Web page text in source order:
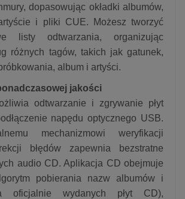
dopasowując okładki albumów,
i pliki CUE. Możesz tworzyć
listy odtwarzania, organizując
różnych tagów, takich jak gatunek,
album i artyści.
jakości
odtwarzanie i zgrywanie płyt
napędu optycznego USB.
mechanizmowi weryfikacji
błędów zapewnia bezstratne
audio CD. Aplikacja CD obejmuje
pobierania nazw albumów i
oficjalnie wydanych płyt CD),